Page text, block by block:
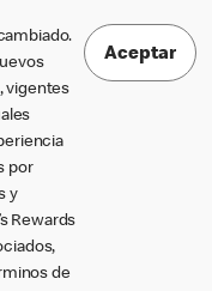
, vigentes
por
y
Rewards
de
Aceptar